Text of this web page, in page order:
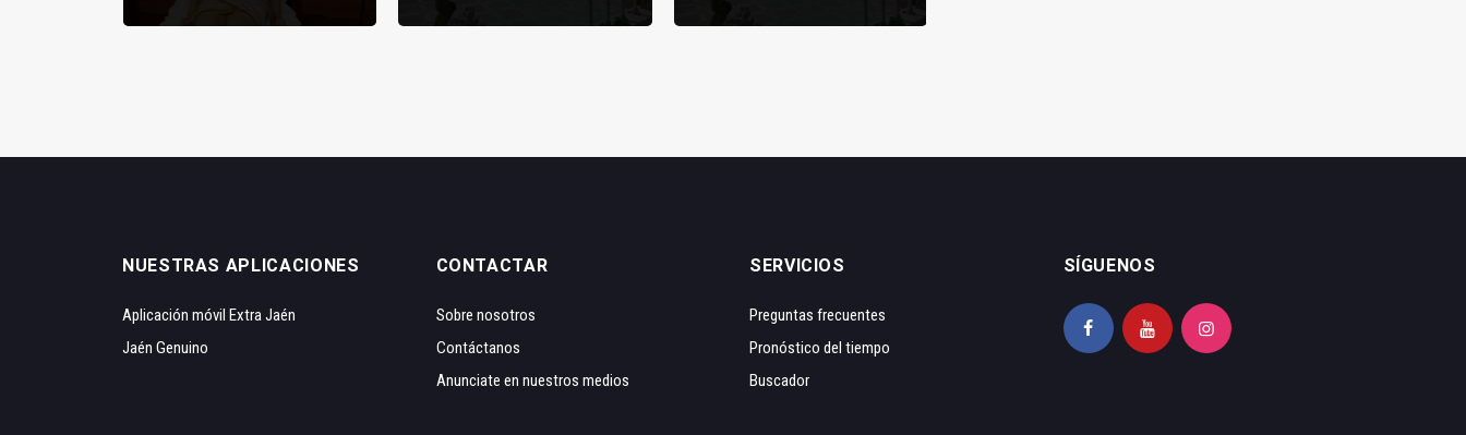
NUESTRAS APLICACIONES
Aplicación móvil Extra Jaén
Jaén Genuino
CONTACTAR
Sobre nosotros
Contáctanos
Anunciate en nuestros medios
SERVICIOS
Preguntas frecuentes
Pronóstico del tiempo
Buscador
SÍGUENOS